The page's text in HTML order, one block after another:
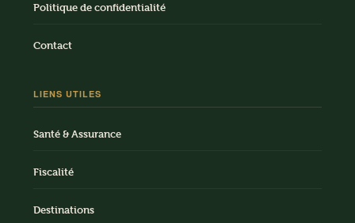
Politique de confidentialité
Contact
LIENS UTILES
Santé & Assurance
Fiscalité
Destinations